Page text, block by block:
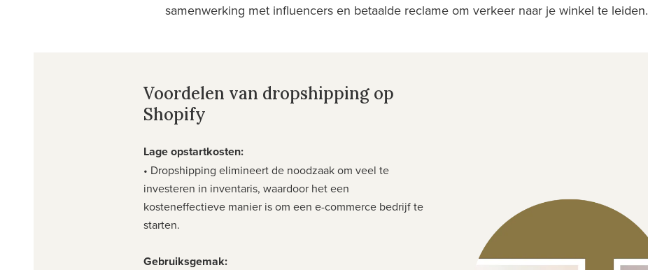
samenwerking met influencers en betaalde reclame om verkeer naar je winkel te leiden.
Voordelen van dropshipping op
Shopify
Lage opstartkosten:
• Dropshipping elimineert de noodzaak om veel te
investeren in inventaris, waardoor het een
kosteneffectieve manier is om een e-commerce bedrijf te
starten.
Gebruiksgemak: